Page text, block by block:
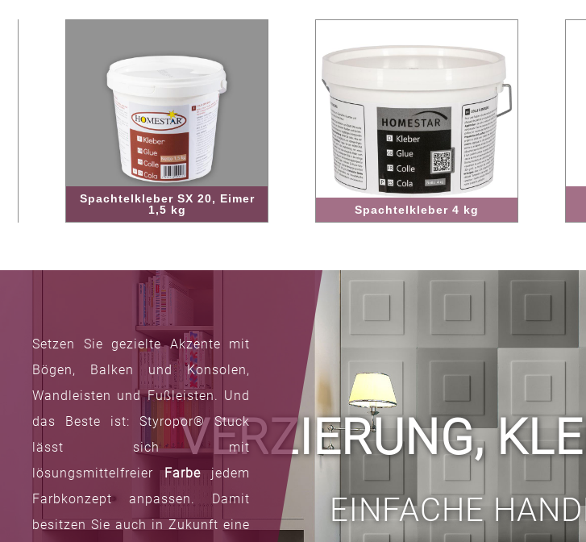
Spachtelkleber SX 20, Eimer
Spachtelkleber 4 kg
VERZIERUNG,
EINFACHE
Setzen Sie gezielte Akzente mit
Bögen, Balken und Konsolen,
Wandleisten und Fußleisten. Und
das Beste ist: Styropor® Stuck
lässt sich mit
lösungsmittelfreierFarbejedem
Farbkonzept anpassen. Damit
besitzen Sie auch in Zukunft eine